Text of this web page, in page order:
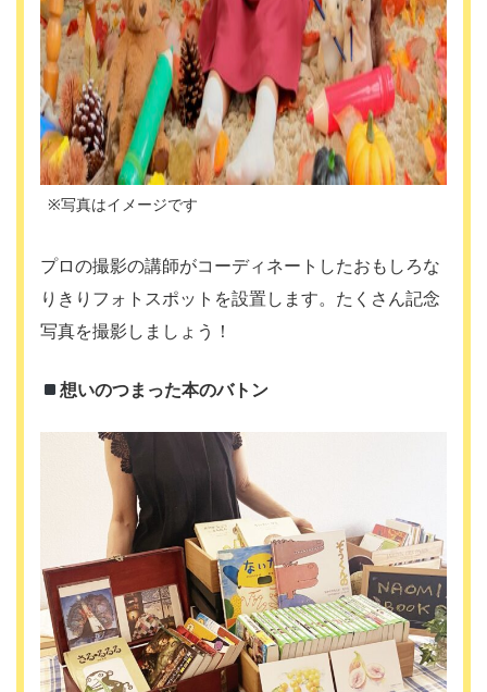
※写真はイメージです
プロの撮影の講師がコーディネートしたおもしろな
りきりフォトスポットを設置します。たくさん記念
写真を撮影しましょう！
想いのつまった本のバトン